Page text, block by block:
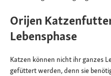
Orijen
Lebensphase
Katzen können nicht ihr ganzes
gefüttert werden, denn sie